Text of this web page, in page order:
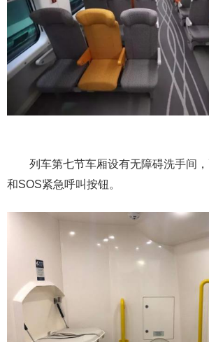
列车第七节车厢设有无障碍洗手间，
和SOS紧急呼叫按钮。